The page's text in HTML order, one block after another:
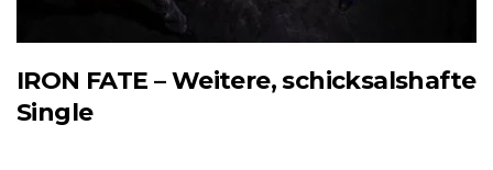
IRON FATE – Weitere, schicksalshafte
Single